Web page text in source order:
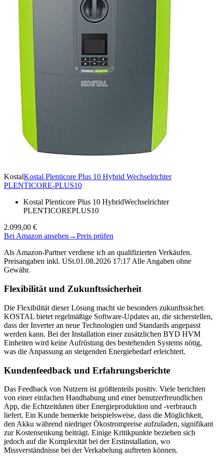
KostalKostal Plenticore Plus 10 Hybrid Wechselrichter
PLENTICORE-PLUS10
Kostal Plenticore Plus 10 HybridWechselrichter
PLENTICOREPLUS10
2.099,00 €
Bei Amazon ansehen→Preis prüfen
Als Amazon-Partner verdiene ich an qualifizierten Verkäufen.
Preisangaben inkl. USt.01.08.2026 17:17 Alle Angaben ohne
Gewähr.
Flexibilität und Zukunftssicherheit
Die Flexibilität dieser Lösung macht sie besonders zukunftssicher.
KOSTAL bietet regelmäßige Software-Updates an, die sicherstellen,
dass der Inverter an neue Technologien und Standards angepasst
werden kann. Bei der Installation einer zusätzlichen BYD HVM
Einheiten wird keine Aufrüstung des bestehenden Systems nötig,
was die Anpassung an steigenden Energiebedarf erleichtert.
Kundenfeedback und Erfahrungsberichte
Das Feedback von Nutzern ist größtenteils positiv. Viele berichten
von einer einfachen Handhabung und einer benutzerfreundlichen
App, die Echtzeitdaten über Energieproduktion und -verbrauch
liefert. Ein Kunde bemerkte beispielsweise, dass die Möglichkeit,
den Akku während niedriger Ökostrompreise aufzuladen, signifikant
zur Kostensenkung beiträgt. Einige Kritikpunkte beziehen sich
jedoch auf die Komplexität bei der Erstinstallation, wo
Missverständnisse bei der Verkabelung auftreten können.